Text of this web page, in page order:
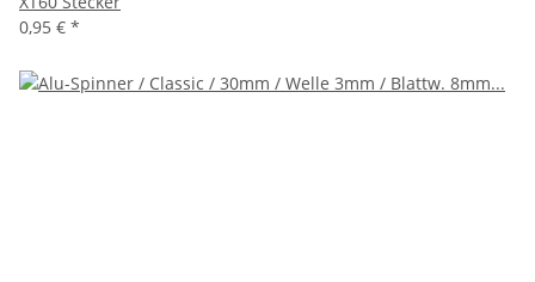
0,95 € *